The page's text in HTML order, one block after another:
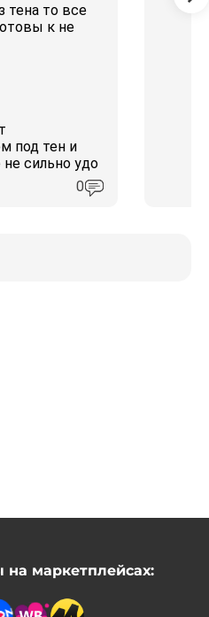
тена то все
к не
под тен и
сильно удо
0
на маркетплейсах: